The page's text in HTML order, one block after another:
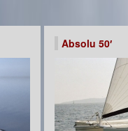
Absolu 50′